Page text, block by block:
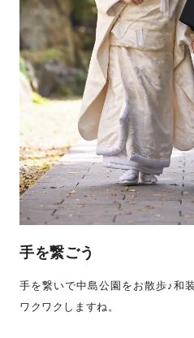
手を繋ごう
手を繋いで中島公園をお散歩♪和
ワクワクしますね。